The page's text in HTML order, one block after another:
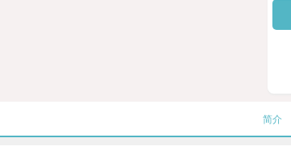
简介